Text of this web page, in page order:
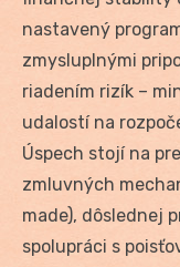
nastavený
zmysluplnými
riadením rizík –
udalostí na
Úspech stojí na
zmluvných
made), dôslednej
spolupráci s